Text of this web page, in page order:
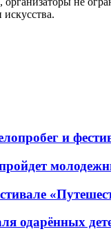
и
одарённых